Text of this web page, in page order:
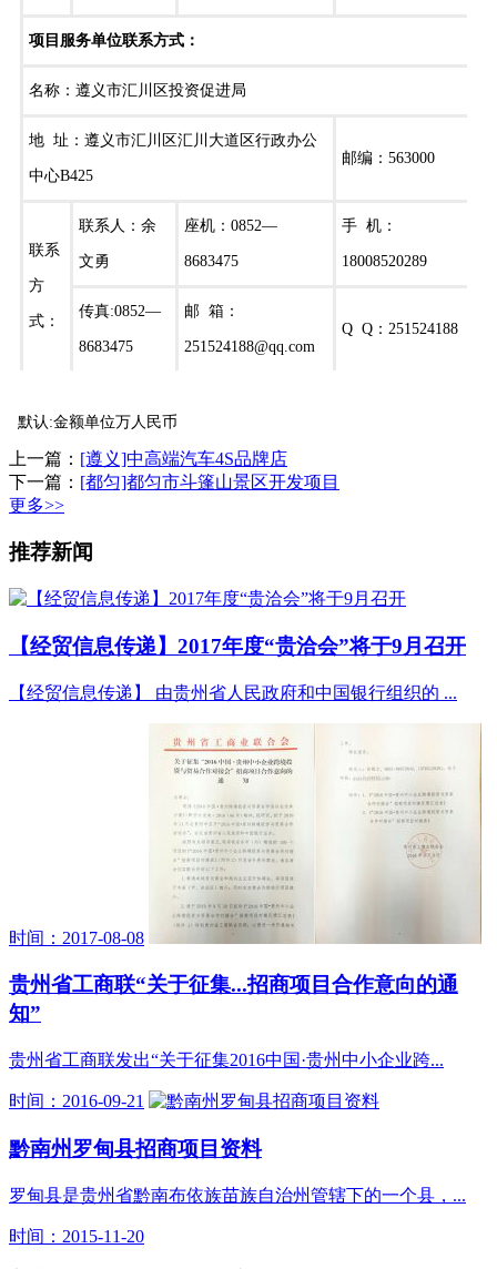
项目服务单位联系方式：
名称：遵义市汇川区投资促进局
地 址：遵义市汇川区汇川大道区行政办公
中心B425
邮编：563000
联系
方
式：
联系人：余
文勇
座机：0852—
8683475
手 机：
18008520289
传真:0852—
8683475
邮 箱：
251524188@qq.com
Q Q：251524188
默认:金额单位万人民币
上一篇： [遵义]中高端汽车4S品牌店
下一篇： [都匀]都匀市斗篷山景区开发项目
更多>>
推荐新闻
【经贸信息传递】2017年度“贵洽会”将于9月召开
【经贸信息传递】 由贵州省人民政府和中国银行组织的 ...
时间：2017-08-08
贵州省工商联“关于征集...招商项目合作意向的通
知”
贵州省工商联发出“关于征集2016中国·贵州中小企业跨...
时间：2016-09-21
黔南州罗甸县招商项目资料
罗甸县是贵州省黔南布依族苗族自治州管辖下的一个县，...
时间：2015-11-20